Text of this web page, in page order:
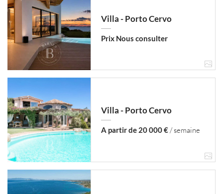
Villa - Porto Cervo
Prix Nous consulter
Villa - Porto Cervo
A partir de 20 000 €/ semaine